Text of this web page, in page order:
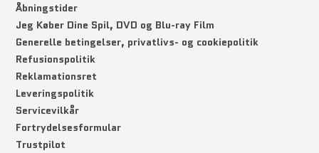
Åbningstider
Jeg Køber Dine Spil, DVD og Blu-ray Film
Generelle betingelser, privatlivs- og cookiepolitik
Refusionspolitik
Reklamationsret
Leveringspolitik
Servicevilkår
Fortrydelsesformular
Trustpilot